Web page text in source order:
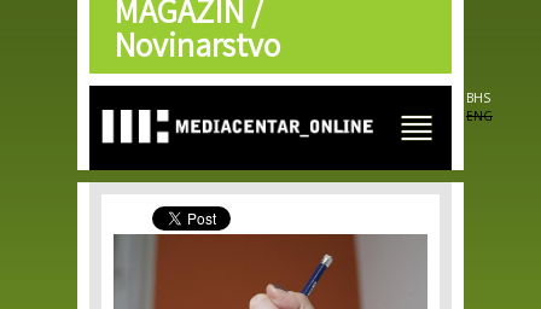
Skip to
main
content
MAGAZIN /
Novinarstvo
BHS
ENG